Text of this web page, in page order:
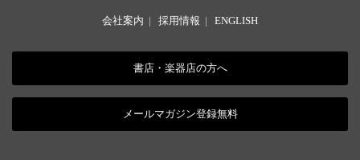
会社案内 | 採用情報 | ENGLISH
書店・楽器店の方へ
メールマガジン登録無料